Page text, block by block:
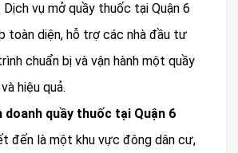
vụ mở quầy thuốc tại Quận 6
toàn diện, hỗ trợ các nhà đầu tư
chuẩn bị và vận hành một quầy
hiệu quả.
doanh quầy thuốc tại Quận 6
đến là một khu vực đông dân cư,